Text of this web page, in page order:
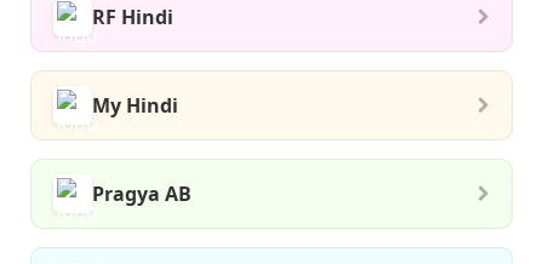
RF Hindi
My Hindi
Pragya AB